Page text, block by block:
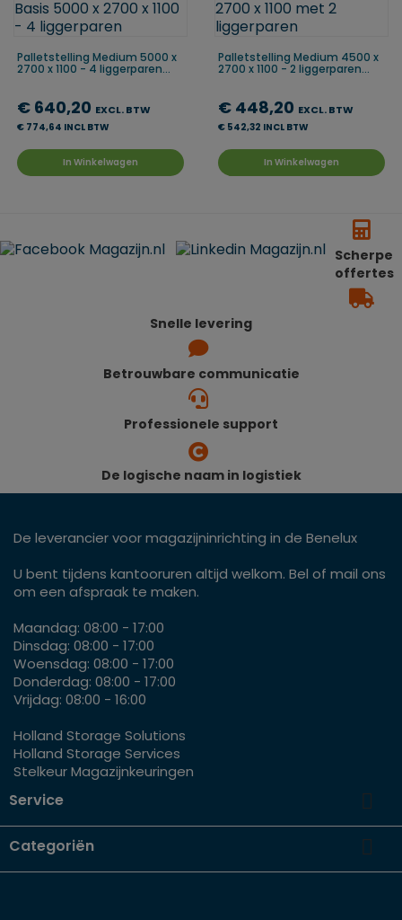
Palletstelling Medium 5000 x
2700 x 1100 - 4 liggerparen...
€ 640,20 EXCL. BTW
€ 774,64 INCL BTW
In Winkelwagen
Palletstelling Medium 4500 x
2700 x 1100 - 2 liggerparen...
€ 448,20 EXCL. BTW
€ 542,32 INCL BTW
In Winkelwagen
Scherpe
offertes
Snelle levering
Betrouwbare communicatie
Professionele support
De logische naam in logistiek
De leverancier voor magazijninrichting in de Benelux
U bent tijdens kantooruren altijd welkom. Bel of mail ons
om een afspraak te maken.
Maandag: 08:00 - 17:00
Dinsdag: 08:00 - 17:00
Woensdag: 08:00 - 17:00
Donderdag: 08:00 - 17:00
Vrijdag: 08:00 - 16:00
Holland Storage Solutions
Holland Storage Services
Stelkeur Magazijnkeuringen
Service 
Categoriën 